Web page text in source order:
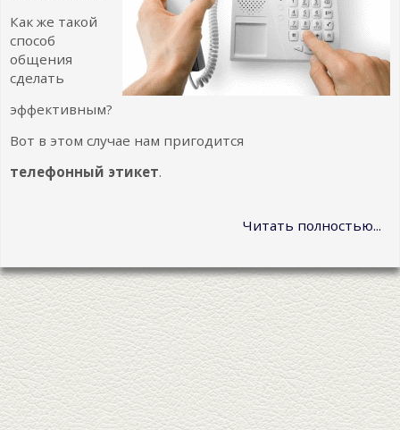
Как же такой
способ
общения
сделать
эффективным?
Вот в этом случае нам пригодится
телефонный этикет.
Читать полностью...